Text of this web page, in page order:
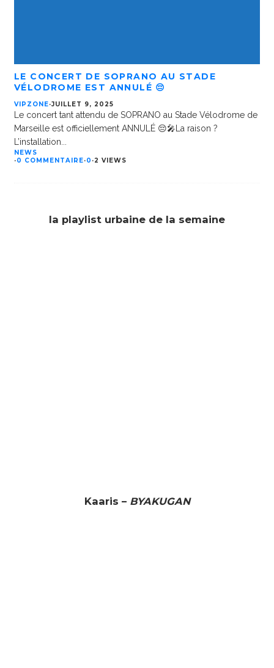
LE CONCERT DE SOPRANO AU STADE
VÉLODROME EST ANNULÉ 😔
VIPZONE·JUILLET 9, 2025
Le concert tant attendu de SOPRANO au Stade Vélodrome de
Marseille est officiellement ANNULÉ 😔🎤La raison ?
L’installation
NEWS
·0 COMMENTAIRE·0 ·2 VIEWS
la playlist urbaine de la semaine
Kaaris – BYAKUGAN